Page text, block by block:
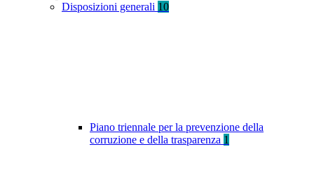
Disposizioni generali 10
Piano triennale per la prevenzione della
corruzione e della trasparenza 1